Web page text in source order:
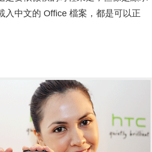
入中文的 Office 檔案，都是可以正